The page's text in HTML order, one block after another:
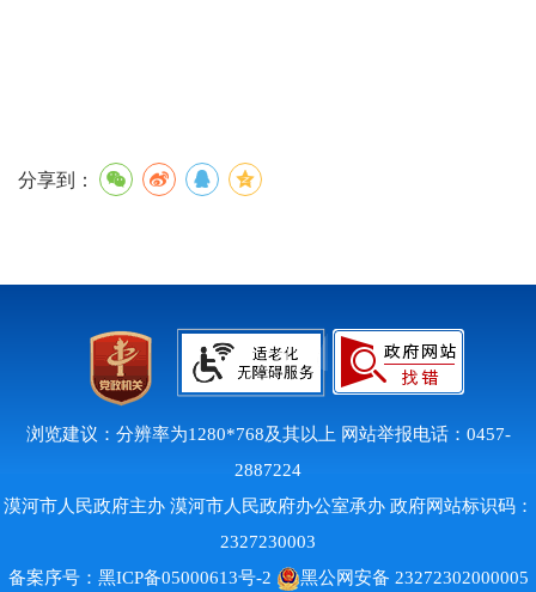
分享到：
浏览建议：分辨率为1280*768及其以上 网站举报电话：0457-
2887224
漠河市人民政府主办 漠河市人民政府办公室承办 政府网站标识码：
2327230003
备案序号： 黑ICP备05000613号-2 黑公网安备 23272302000005